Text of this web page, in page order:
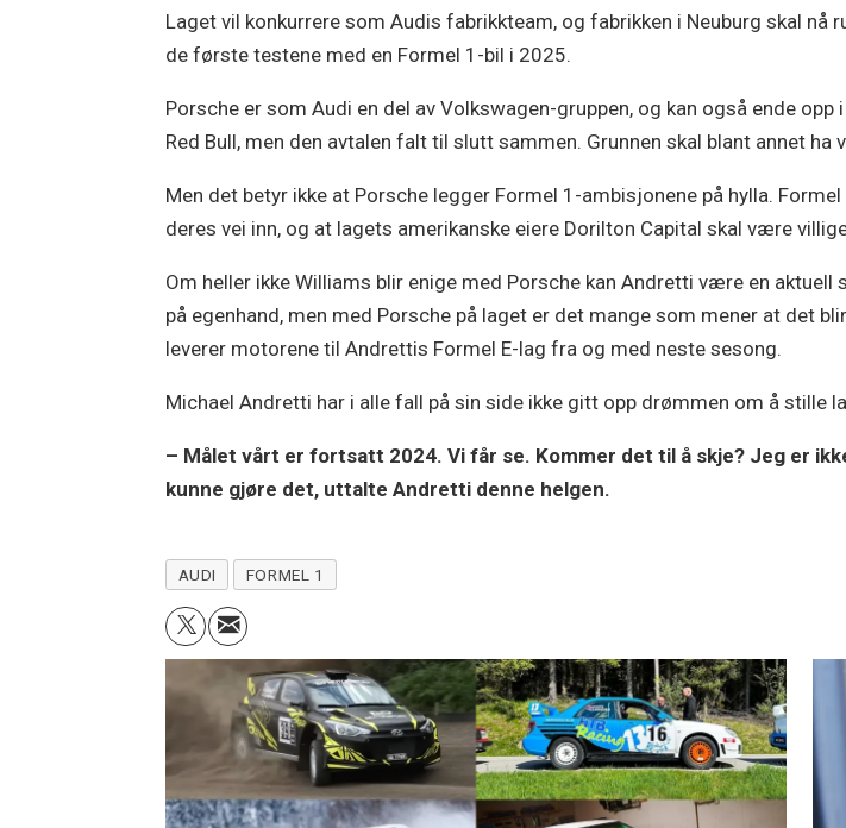
Laget vil konkurrere som Audis fabrikkteam, og fabrikken i Neuburg skal
de første testene med en Formel 1-bil i 2025.
Porsche er som Audi en del av Volkswagen-gruppen, og kan også ende
Red Bull, men den avtalen falt til slutt sammen. Grunnen skal blant annet
Men det betyr ikke at Porsche legger Formel 1-ambisjonene på hylla.
deres vei inn, og at lagets amerikanske eiere Dorilton Capital skal være
Om heller ikke Williams blir enige med Porsche kan Andretti være en
på egenhand, men med Porsche på laget er det mange som mener at det
leverer motorene til Andrettis Formel E-lag fra og med neste sesong.
Michael Andretti har i alle fall på sin side ikke gitt opp drømmen om å stille
– Målet vårt er fortsatt 2024. Vi får se. Kommer det til å skje? Jeg er
kunne gjøre det, uttalte Andretti denne helgen.
AUDI FORMEL 1